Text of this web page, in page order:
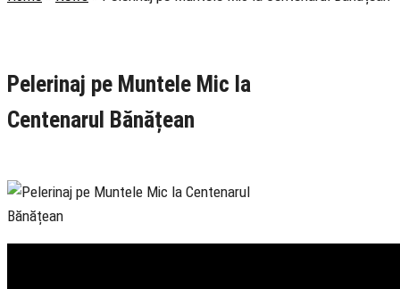
Pelerinaj pe Muntele Mic la
Centenarul Bănățean